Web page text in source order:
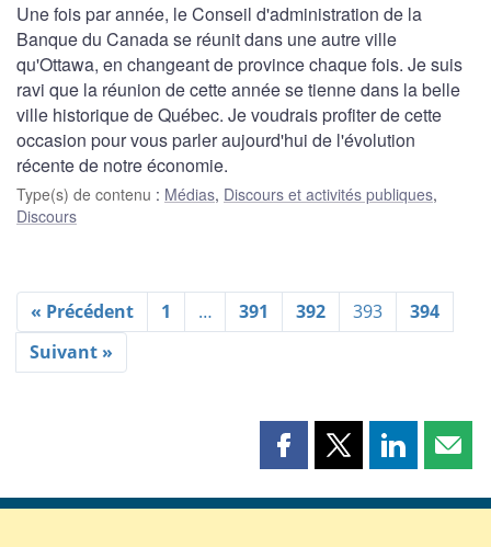
Une fois par année, le Conseil d'administration de la
Banque du Canada se réunit dans une autre ville
qu'Ottawa, en changeant de province chaque fois. Je suis
ravi que la réunion de cette année se tienne dans la belle
ville historique de Québec. Je voudrais profiter de cette
occasion pour vous parler aujourd'hui de l'évolution
récente de notre économie.
Type(s) de contenu : Médias, Discours et activités publiques,
Discours
« Précédent 1 … 391 392 393
394
Suivant »
Partager
page
Partager
page
Partager
page page